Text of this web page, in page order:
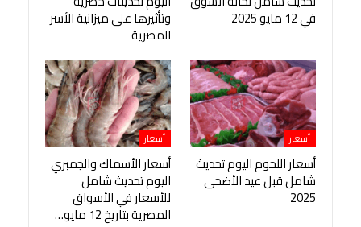
في 12 مايو 2025 وتأثيرها على ميزانية الأسر
المصرية
أسعار
أسعار اللحوم اليوم تحديث
شامل قبل عيد الأضحى
2025
أسعار
أسعار الأسماك والجمبري
اليوم تحديث شامل
للأسعار في الأسواق
المصرية بتاريخ 12 مايو…